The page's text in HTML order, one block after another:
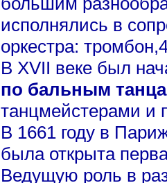
исполнялись в
оркестра:
В XVII веке был
по бальным
танцмейстерами и
В 1661 году в
была открыта
Ведущую роль в